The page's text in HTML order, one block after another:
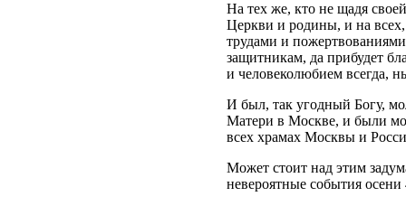
На тех же, кто не щадя
Церкви и родины, и на
трудами и
защитникам, да прибудет
и человеколюбием всегда,
И был, так угодный Богу,
Матери в Москве, и были
всех храмах Москвы и
Может стоит над этим
невероятные события